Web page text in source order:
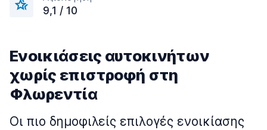
9,1 / 10
Ενοικιάσεις αυτοκινήτων
χωρίς επιστροφή στη
Φλωρεντία
Οι πιο δημοφιλείς επιλογές ενοικίασης